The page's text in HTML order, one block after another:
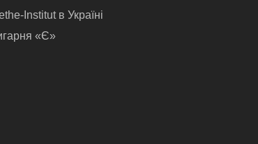
Institut в Україні
«Є»